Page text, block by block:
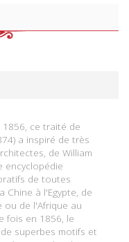
ce traité de
a inspiré de très
de William
encyclopédie
de toutes
à l'Egypte, de
ou de l'Afrique au
fois en 1856, le
superbes motifs et